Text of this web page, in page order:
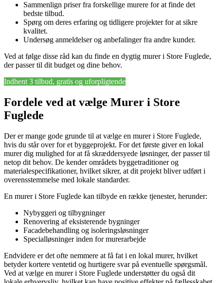
Sammenlign priser fra forskellige murere for at finde det
bedste tilbud.
Spørg om deres erfaring og tidligere projekter for at sikre
kvalitet.
Undersøg anmeldelser og anbefalinger fra andre kunder.
Ved at følge disse råd kan du finde en dygtig murer i Store Fuglede,
der passer til dit budget og dine behov.
Indhent 3 tilbud, gratis og uforpligtende
Fordele ved at vælge Murer i Store
Fuglede
Der er mange gode grunde til at vælge en murer i Store Fuglede,
hvis du står over for et byggeprojekt. For det første giver en lokal
murer dig mulighed for at få skræddersyede løsninger, der passer til
netop dit behov. De kender områdets byggetraditioner og
materialespecifikationer, hvilket sikrer, at dit projekt bliver udført i
overensstemmelse med lokale standarder.
En murer i Store Fuglede kan tilbyde en række tjenester, herunder:
Nybyggeri og tilbygninger
Renovering af eksisterende bygninger
Facadebehandling og isoleringsløsninger
Specialløsninger inden for murerarbejde
Endvidere er det ofte nemmere at få fat i en lokal murer, hvilket
betyder kortere ventetid og hurtigere svar på eventuelle spørgsmål.
Ved at vælge en murer i Store Fuglede understøtter du også dit